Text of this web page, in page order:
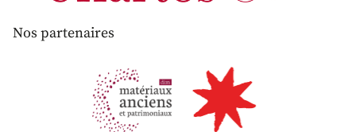
Nos partenaires